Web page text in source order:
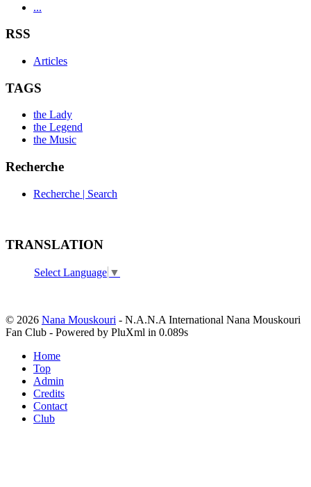
...
RSS
Articles
TAGS
the Lady
the Legend
the Music
Recherche
Recherche | Search
TRANSLATION
Select Language ▼
© 2026 Nana Mouskouri - N.A.N.A International Nana Mouskouri
Fan Club - Powered by PluXml in 0.089s
Home
Top
Admin
Credits
Contact
Club